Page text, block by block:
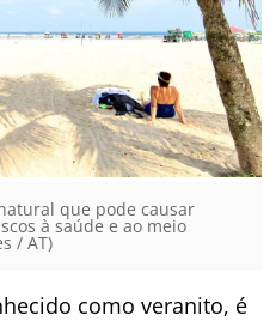
que pode causar
à saúde e ao meio
/ AT)
como veranito, é